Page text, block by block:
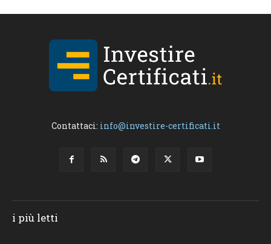
Contattaci: info@investire-certificati.it
i più letti